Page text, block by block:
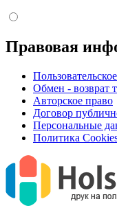
Правовая
Обмен - возврат
Авторское право
Договор
Персональные
Политика